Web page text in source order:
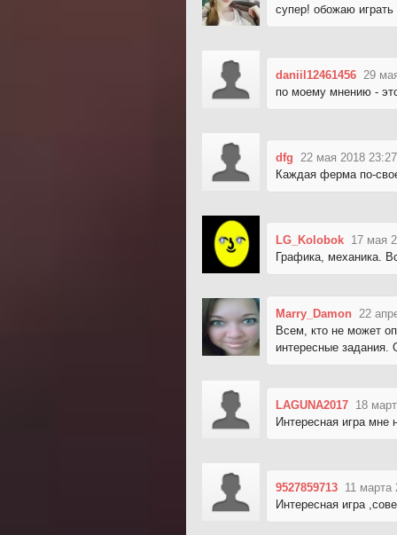
супер! обожаю играть
daniil12461456 29
по моему мнению -
dfg
22 мая 2018 23:27
Каждая ферма по-
LG_Kolobok 17 мая
Графика, механика.
Marry_Damon 22
Всем, кто не может
интересные задания.
LAGUNA2017 18
Интересная игра мне
9527859713 11 марта
Интересная игра